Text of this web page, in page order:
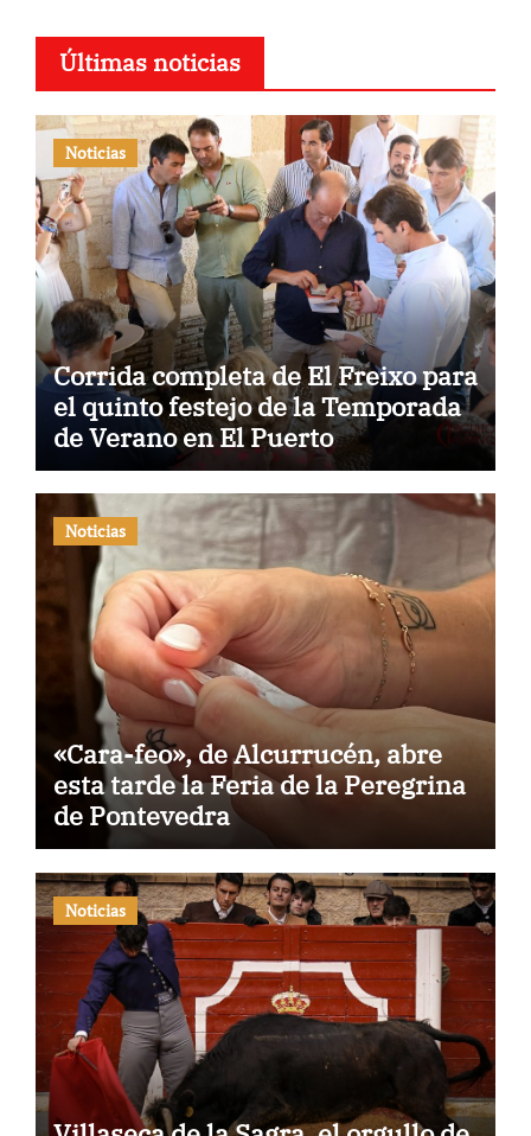
Últimas noticias
Noticias
Corrida completa de El Freixo para
el quinto festejo de la Temporada
de Verano en El Puerto
Noticias
«Cara-feo», de Alcurrucén, abre
esta tarde la Feria de la Peregrina
de Pontevedra
Noticias